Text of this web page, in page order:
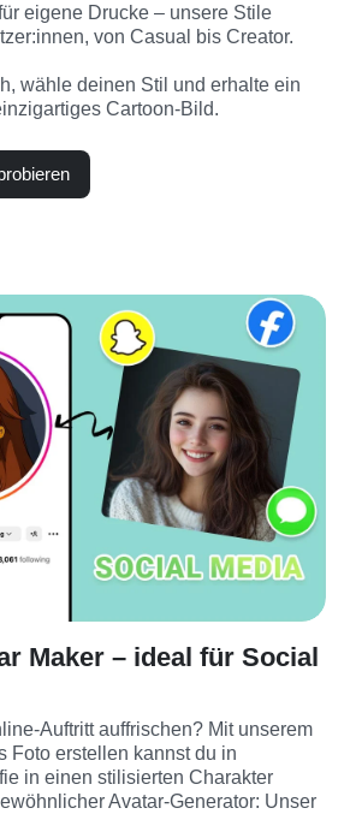
eigene Drucke – unsere Stile
von Casual bis Creator.
wähle deinen Stil und erhalte ein
Cartoon-Bild.
Maker – ideal für Social
Auftritt auffrischen? Mit unserem
Foto erstellen kannst du in
in einen stilisierten Charakter
Avatar-Generator: Unser